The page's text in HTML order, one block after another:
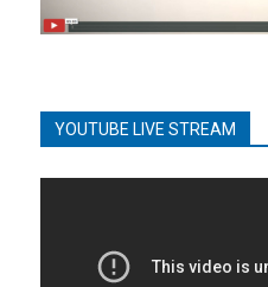
YOUTUBE LIVE STREAM